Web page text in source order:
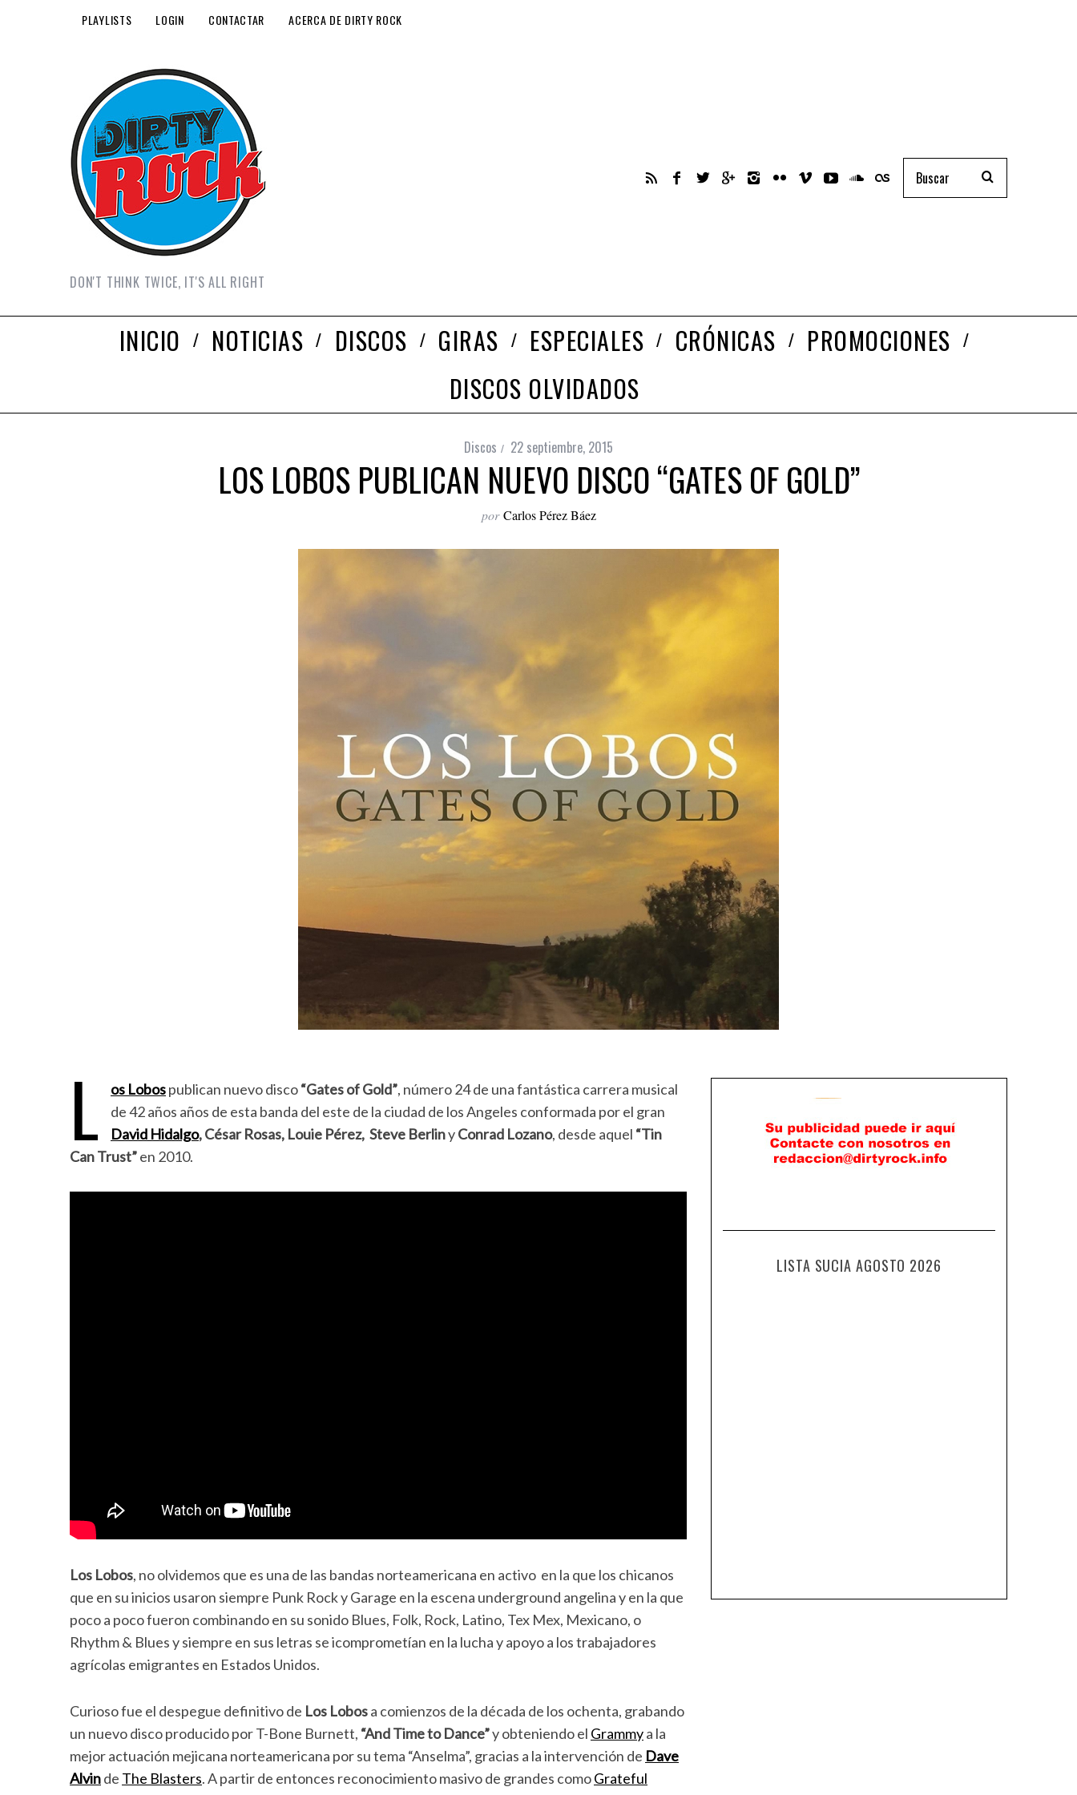
PLAYLISTS LOGIN CONTACTAR ACERCA DE DIRTY ROCK
DON'T THINK TWICE, IT'S ALL RIGHT
INICIO NOTICIAS DISCOS GIRAS ESPECIALES CRÓNICAS
PROMOCIONES
DISCOS OLVIDADOS
Discos 22 septiembre, 2015
LOS LOBOS PUBLICAN NUEVO DISCO “GATES OF GOLD”
por Carlos Pérez Báez
L os Lobospublican nuevo disco“Gates of Gold”, número 24 de una fantástica carrera musical
de 42 años años de esta banda del este de la ciudad de los Angeles conformada por el gran
David Hidalgo, César Rosas, Louie Pérez, Steve BerlinyConrad Lozano, desde aquel “Tin
Can Trust”en 2010.
Los Lobos, no olvidemos que es una de las bandas norteamericana en activo en la que los chicanos
que en su inicios usaron siempre Punk Rock y Garage en la escena underground angelina y en la que
poco a poco fueron combinando en su sonido Blues, Folk, Rock, Latino, Tex Mex, Mexicano, o
Rhythm & Blues y siempre en sus letras se icomprometían en la lucha y apoyo a los trabajadores
agrícolas emigrantes en Estados Unidos.
Curioso fue el despegue definitivo de Los Lobosa comienzos de la década de los ochenta, grabando
un nuevo disco producido por T-Bone Burnett, “And Time to Dance”y obteniendo el Grammya la
mejor actuación mejicana norteamericana por su tema “Anselma”, gracias a la intervención de Dave
Alvinde The Blasters. A partir de entonces reconocimiento masivo de grandes comoGrateful
LISTA SUCIA AGOSTO 2026